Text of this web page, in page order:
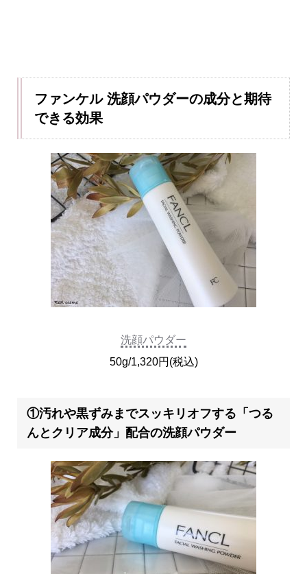
ファンケル 洗顔パウダーの成分と期待
できる効果
洗顔パウダー
50g/1,320円(税込)
①汚れや黒ずみまでスッキリオフする「つる
んとクリア成分」配合の洗顔パウダー